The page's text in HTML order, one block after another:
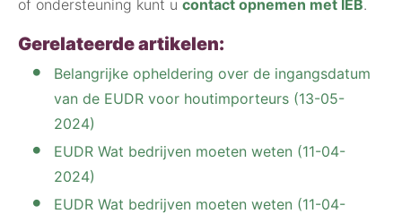
of ondersteuning kunt u contact opnemen met IEB.
Gerelateerde artikelen:
Belangrijke opheldering over de ingangsdatum
van de EUDR voor houtimporteurs (13-05-
2024)
EUDR Wat bedrijven moeten weten (11-04-
2024)
EUDR Wat bedrijven moeten weten (11-04-